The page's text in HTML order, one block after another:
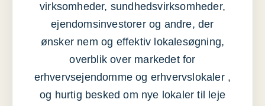
virksomheder, sundhedsvirksomheder,
ejendomsinvestorer og andre, der
ønsker nem og effektiv lokalesøgning,
overblik over markedet for
erhvervsejendomme og erhvervslokaler ,
og hurtig besked om nye lokaler til leje